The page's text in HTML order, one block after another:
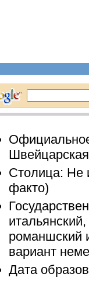
Столица: Не
факто)
романшский
вариант
Дата